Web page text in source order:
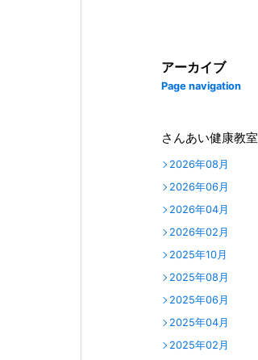
アーカイブ
Page navigation
さんあい健康教室
2026年08月
2026年06月
2026年04月
2026年02月
2025年10月
2025年08月
2025年06月
2025年04月
2025年02月